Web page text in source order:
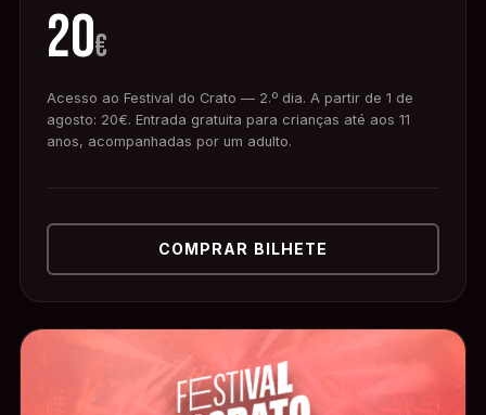
20€
Acesso ao Festival do Crato — 2.º dia. A partir de 1 de
agosto: 20€. Entrada gratuita para crianças até aos 11
anos, acompanhadas por um adulto.
COMPRAR BILHETE